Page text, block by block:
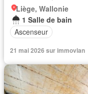
Liège, Wallonie
1 Salle de bain
Ascenseur
21 mai 2026 sur immovlan